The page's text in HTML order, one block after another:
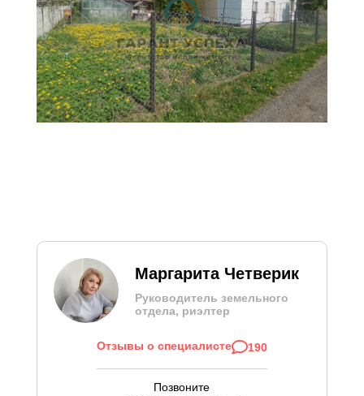
Маргарита Четверик
Руководитель земельного
отдела, риэлтер
Отзывы о специалисте 190
Позвоните